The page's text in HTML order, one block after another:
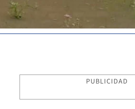
PUBLICIDAD